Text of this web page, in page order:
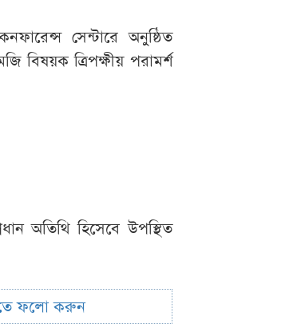
সেন্টারে অনুষ্ঠিত
বিষয়ক ত্রিপক্ষীয় পরামর্শ
অতিথি হিসেবে উপস্থিত
ফলো করুন